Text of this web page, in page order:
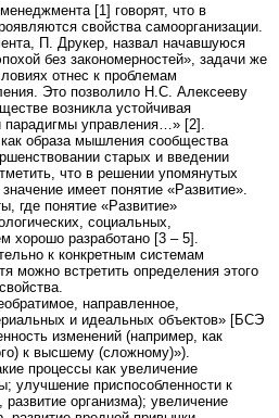
[1] говорят, что в
свойства самоорганизации.
П. Друкер, назвал начавшуюся
без закономерностей», задачи же
отнес к проблемам
Это позволило Н.С. Алексееву
возникла устойчивая
парадигмы управления…» [2].
образа мышления сообщества
старых и введении
что в решении упомянутых
имеет понятие «Развитие».
где понятие «Развитие»
социальных,
хорошо разработано [3 – 5].
к конкретным системам
можно встретить определения этого
направленное,
и идеальных объектов» [БСЭ
изменений (например, как
к высшему (сложному)»).
процессы как увеличение
улучшение приспособленности к
организма); увеличение